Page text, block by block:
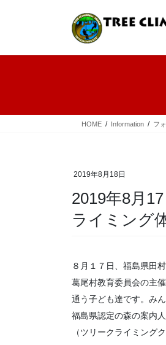
ツ
シ
HOME Information フ
2019年8月18日
2019年8月
ライミング
８月１７日、福島県田
葛尾村教育委員会の主
通う子ども達です。み
福島県認定の森の案内
（ツリークライミング